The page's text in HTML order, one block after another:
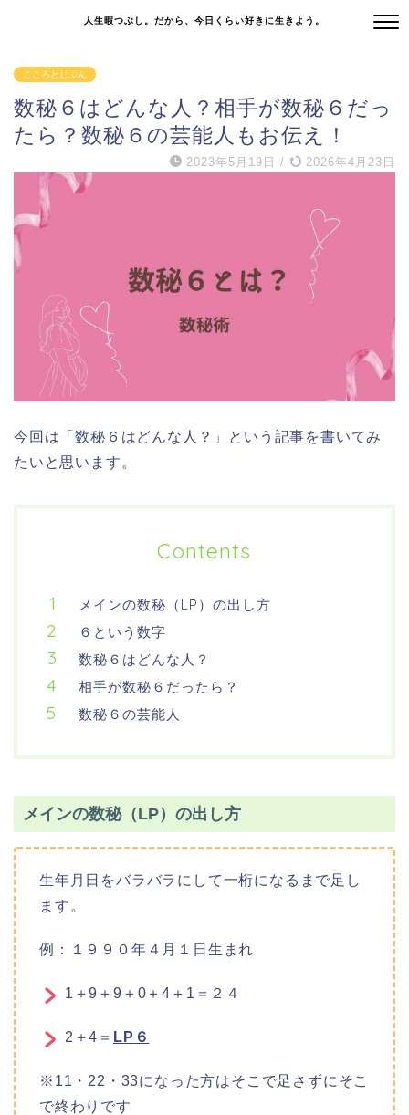
人生暇つぶし。だから、今日くらい好きに生きよう。
こころとじぶん
数秘６はどんな人？相手が数秘６だっ
たら？数秘６の芸能人もお伝え！
2023年5月19日 / 2026年4月23日
今回は「数秘６はどんな人？」という記事を書いてみ
たいと思います。
Contents
メインの数秘（LP）の出し方
６という数字
数秘６はどんな人？
相手が数秘６だったら？
数秘６の芸能人
メインの数秘（LP）の出し方
生年月日をバラバラにして一桁になるまで足し
ます。
例：１９９０年４月１日生まれ
1＋9＋9＋0＋4＋1＝２４
2＋4＝ LP６
※11・22・33になった方はそこで足さずにそこ
で終わりです